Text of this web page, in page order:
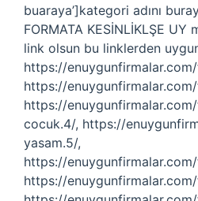
buaraya’]kategori adını
FORMATA KESİNLİKLŞE
link olsun bu linklerden
https://
https://
https://
cocuk.4/, https://
yasam.5/,
https://
https://